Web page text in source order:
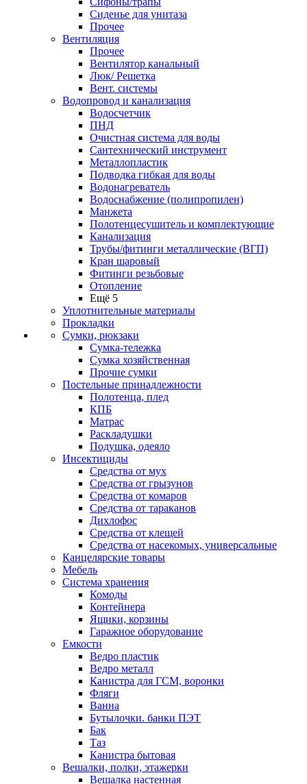
Сиденье для унитаза
Прочее
Вентиляция
Прочее
Вентилятор канальный
Люк/ Решетка
Вент. системы
Водопровод и канализация
Водосчетчик
ПНД
Очистная система для воды
Сантехнический инструмент
Металлопластик
Подводка гибкая для воды
Водонагреватель
Водоснабжение (полипропилен)
Манжета
Полотенцесушитель и комплектующие
Канализация
Трубы/фитинги металлические (ВГП)
Кран шаровый
Фитинги резьбовые
Отопление
Ещё 5
Уплотнительные материалы
Прокладки
Сумки, рюкзаки
Сумка-тележка
Сумка хозяйственная
Прочие сумки
Постельные принадлежности
Полотенца, плед
КПБ
Матрас
Раскладушки
Подушка, одеяло
Инсектициды
Средства от мух
Средства от грызунов
Средства от комаров
Средства от тараканов
Дихлофос
Средства от клещей
Средства от насекомых, универсальные
Канцелярские товары
Мебель
Система хранения
Комоды
Контейнера
Ящики, корзины
Гаражное оборудование
Емкости
Ведро пластик
Ведро металл
Канистра для ГСМ, воронки
Фляги
Ванна
Бутылочки. банки ПЭТ
Бак
Таз
Канистра бытовая
Вешалки, полки, этажерки
Вешалка настенная